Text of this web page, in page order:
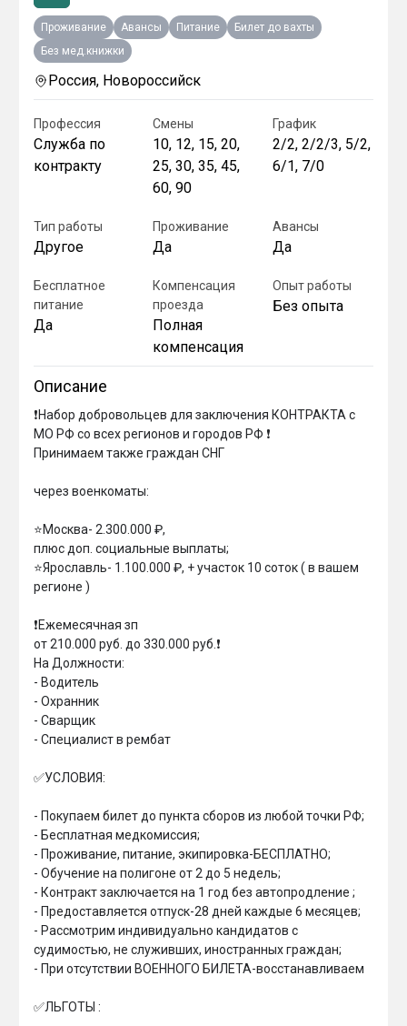
Проживание Авансы Питание
Билет до вахты
Без мед.книжки
Россия, Новороссийск
Профессия
Служба по
контракту
Смены
10, 12, 15, 20,
25, 30, 35, 45,
60, 90
График
2/2, 2/2/3, 5/2,
6/1, 7/0
Тип работы
Другое
Проживание
Да
Авансы
Да
Бесплатное
питание
Да
Компенсация
проезда
Полная
компенсация
Опыт работы
Без опыта
Описание
❗️Набор добровольцев для заключения КОНТРАКТА с
МО РФ со всех регионов и городов РФ ❗️
Принимаем также граждан СНГ
через военкоматы:
⭐️Москва- 2.300.000 ₽,
плюс доп. социальные выплаты;
⭐️Ярославль- 1.100.000 ₽, + участок 10 соток ( в вашем
регионе )
❗️Ежемесячная зп
от 210.000 руб. до 330.000 руб.❗️
На Должности:
- Водитель
- Охранник
- Сварщик
- Специалист в рембат
✅УСЛОВИЯ:
- Покупаем билет до пункта сборов из любой точки РФ;
- Бесплатная медкомиссия;
- Проживание, питание, экипировка-БЕСПЛАТНО;
- Обучение на полигоне от 2 до 5 недель;
- Контракт заключается на 1 год без автопродление ;
- ⁠Предоставляется отпуск-28 дней каждые 6 месяцев;
- Рассмотрим индивидуально кандидатов с
судимостью, не служивших, иностранных граждан;
- При отсутствии ВОЕННОГО БИЛЕТА-восстанавливаем
✅ЛЬГОТЫ :